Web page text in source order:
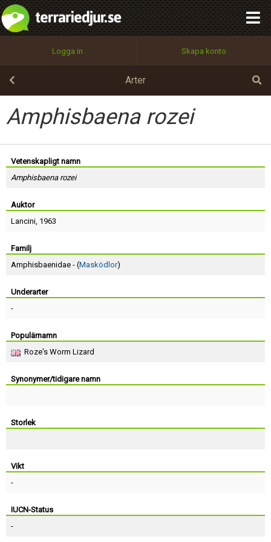
Logga in Skapa konto
Arter
Amphisbaena rozei
Vetenskapligt namn
Amphisbaena rozei
Auktor
Lancini, 1963
Familj
Amphisbaenidae - (Masködlor)
Underarter
-
Populärnamn
Roze's Worm Lizard
Synonymer/tidigare namn
Storlek
Vikt
-
IUCN-Status
-
Utför
100%
OK
integritetspolicy
Namn:
Epost:
Användarnamn:
Lösenord:
Terms of Service
Skapa konto
Begär nytt lösenord
Tillbaka till förstasidan